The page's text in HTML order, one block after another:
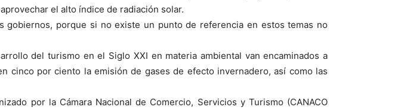
el alto índice de radiación solar.
porque si no existe un punto de referencia en estos temas no
del turismo en el Siglo XXI en materia ambiental van encaminados a
cinco por ciento la emisión de gases de efecto invernadero, así como las
por la Cámara Nacional de Comercio, Servicios y Turismo (CANACO